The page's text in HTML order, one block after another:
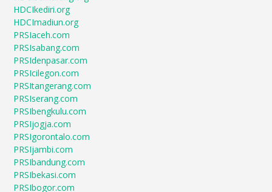
HDCIkediri.org
HDCImadiun.org
PRSIaceh.com
PRSIsabang.com
PRSIdenpasar.com
PRSIcilegon.com
PRSItangerang.com
PRSIserang.com
PRSIbengkulu.com
PRSIjogja.com
PRSIgorontalo.com
PRSIjambi.com
PRSIbandung.com
PRSIbekasi.com
PRSIbogor.com